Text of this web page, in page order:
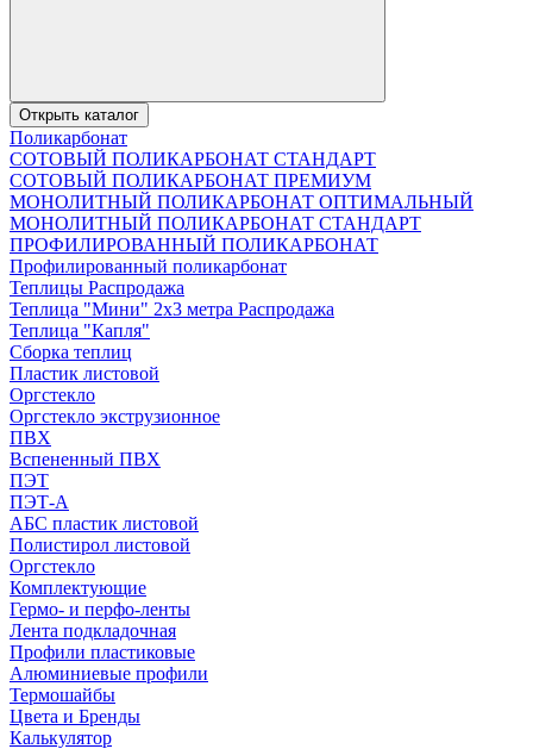
Открыть каталог
Поликарбонат
СОТОВЫЙ ПОЛИКАРБОНАТ СТАНДАРТ
СОТОВЫЙ ПОЛИКАРБОНАТ ПРЕМИУМ
МОНОЛИТНЫЙ ПОЛИКАРБОНАТ ОПТИМАЛЬНЫЙ
МОНОЛИТНЫЙ ПОЛИКАРБОНАТ СТАНДАРТ
ПРОФИЛИРОВАННЫЙ ПОЛИКАРБОНАТ
Профилированный поликарбонат
Теплицы Распродажа
Теплица "Мини" 2х3 метра Распродажа
Теплица "Капля"
Сборка теплиц
Пластик листовой
Оргстекло
Оргстекло экструзионное
ПВХ
Вспененный ПВХ
ПЭТ
ПЭТ-А
АБС пластик листовой
Полистирол листовой
Оргстекло
Комплектующие
Гермо- и перфо-ленты
Лента подкладочная
Профили пластиковые
Алюминиевые профили
Термошайбы
Цвета и Бренды
Калькулятор